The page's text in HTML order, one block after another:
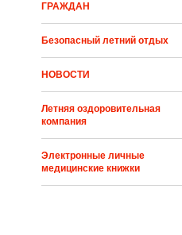
ГРАЖДАН
Безопасный летний отдых
НОВОСТИ
Летняя оздоровительная
компания
Электронные личные
медицинские книжки